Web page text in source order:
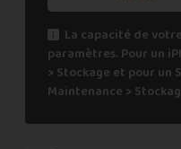
La capacité de
paramètres. Pour un
> Stockage et pour un
Maintenance >